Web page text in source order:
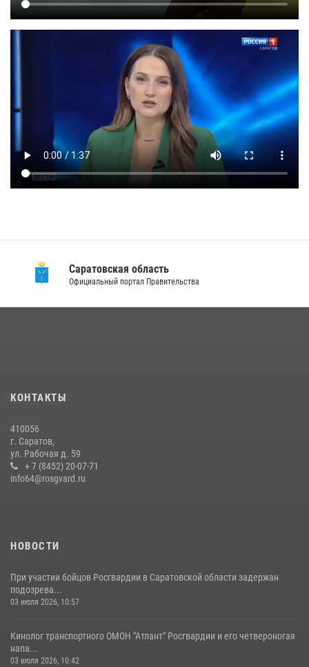
Саратовская область
Официальный портал Правительства
КОНТАКТЫ
410056
г. Саратов,
ул. Рабочая д. 59
+ 7 (8452) 20-07-71
info64@rosgvard.ru
НОВОСТИ
При участии бойцов Росгвардии в Саратовской области задержан
подозрева...
03 июля 2026, 10:57
Кинолог транспортного ОМОН "Атлант" Росгвардии и его четвероногая
напа...
03 июля 2026, 10:42